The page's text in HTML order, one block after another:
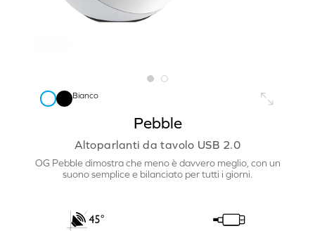
Bianco
Pebble
Altoparlanti da tavolo USB 2.0
OG Pebble dimostra che meno è davvero meglio, con un
suono semplice e bilanciato per tutti i giorni.